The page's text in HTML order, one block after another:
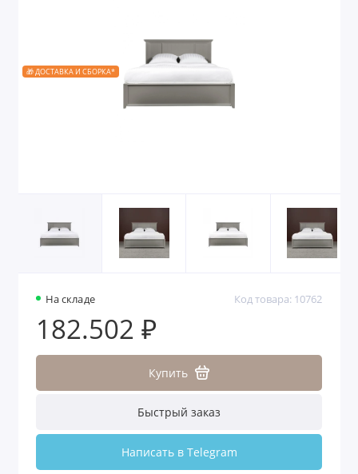
🎁 ДОСТАВКА И СБОРКА*
На складе Код товара: 10762
182.502 ₽
Купить
Быстрый заказ
Написать в Telegram